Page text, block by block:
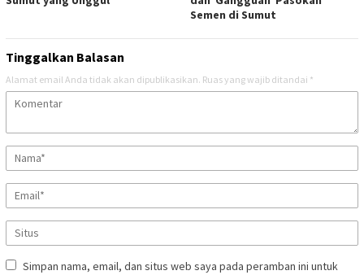
Semen di Sumut
Tinggalkan Balasan
Alamat email Anda tidak akan dipublikasikan. Ruas yang wajib ditandai *
Simpan nama, email, dan situs web saya pada peramban ini untuk